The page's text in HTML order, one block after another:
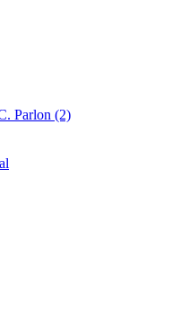
Parlon (2)